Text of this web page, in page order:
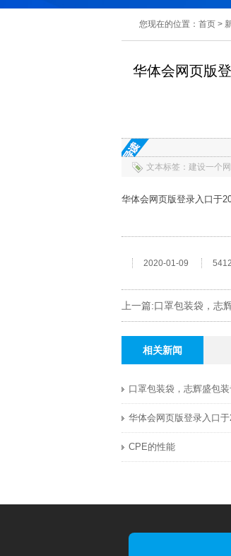
您现在的位置： 首页 >
华体会网页版
文本标签：建设一个
华体会网页版登录入口于
2020-01-09
上一篇:口罩包装袋，志
相关新闻
口罩包装袋，志辉盛包
CPE的性能